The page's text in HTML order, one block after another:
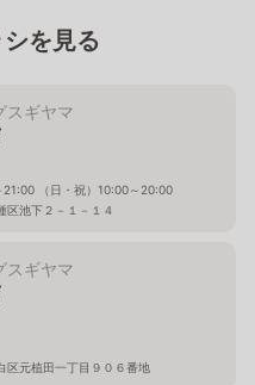
を見る
スギヤマ
21:00 （日・祝）10:00～20:00
区池下２－１－１４
スギヤマ
区元植田一丁目９０６番地